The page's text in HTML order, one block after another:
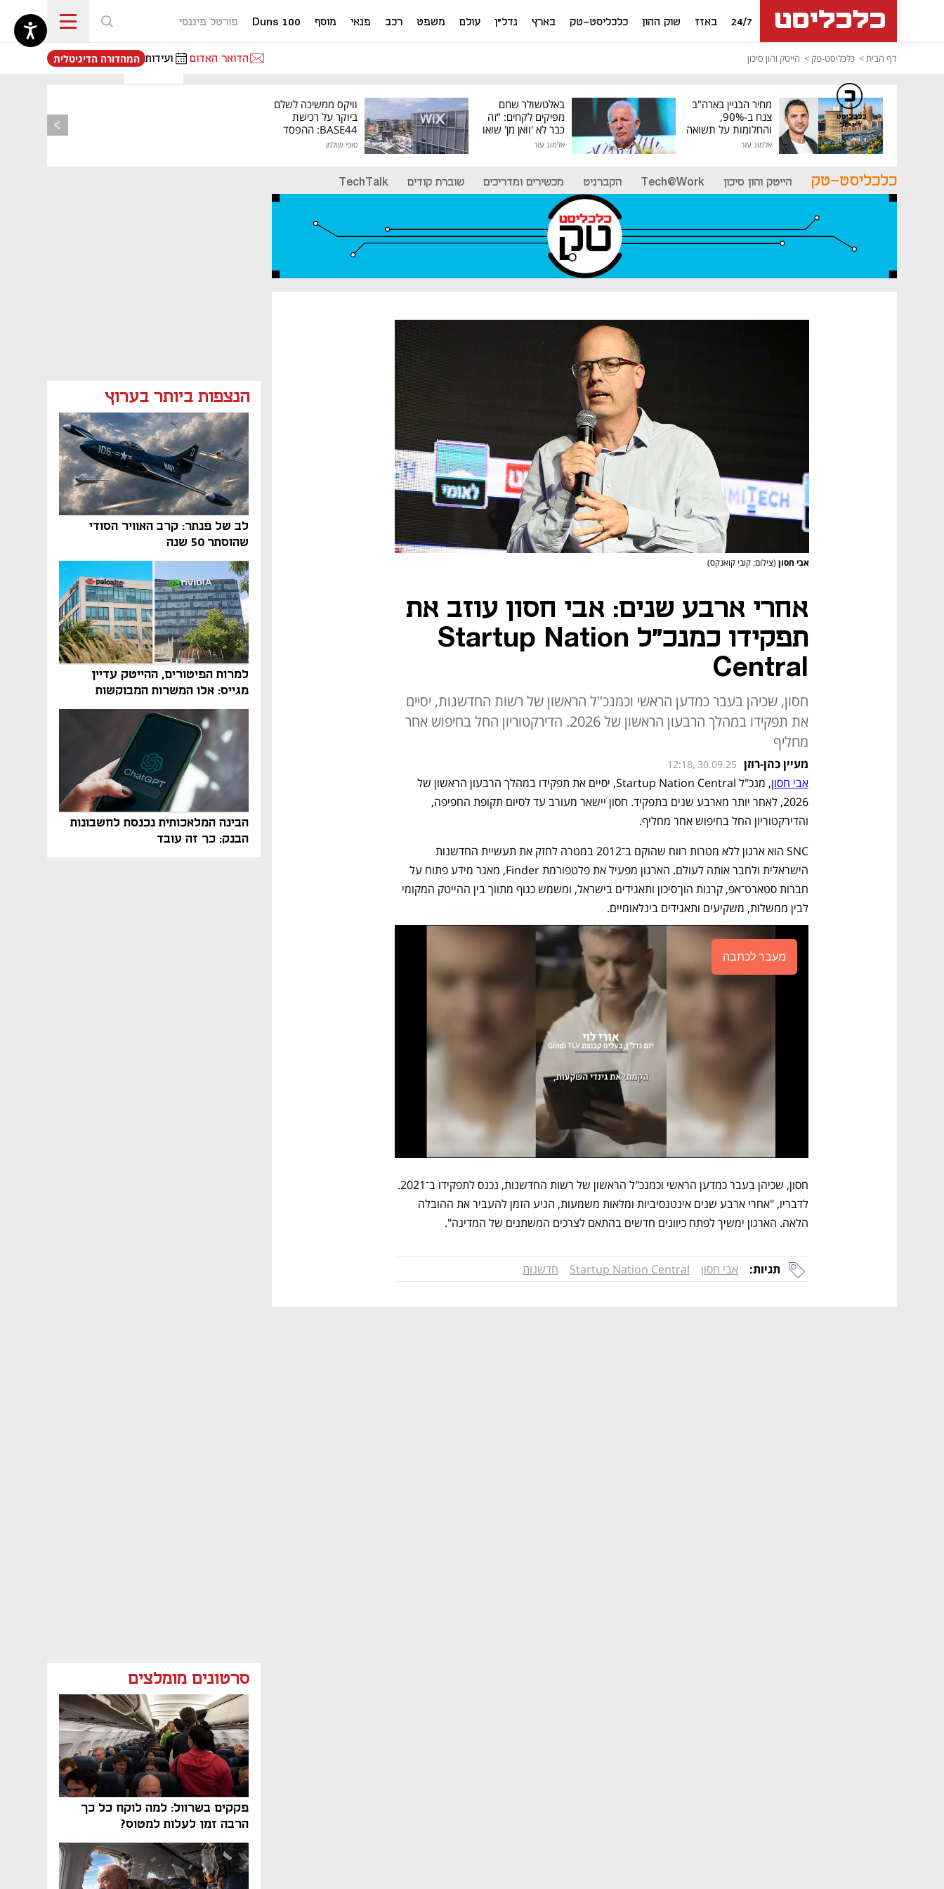
24/7 באזז שוק ההון כלכליסט-טק בארץ נדל"ן עולם משפט רכב פנאי מוסף Duns 100 פורטל פיננסי
דף הבית כלכליסט-טק הייטק והון סיכון הדואר האדום ועידות
נפתח בכרטיסייה חדשה
המהדורה הדיגיטלית
מחיר הבניין בארה"ב
צנח ב-90%,
והחלומות על תשואה
גבוהה התנפצו
אלמוג עזר
באלטשולר שחם
מפיקים לקחים: "זה
כבר לא 'וואן מן' שואו
של גילעד"
אלמוג עזר
וויקס ממשיכה לשלם
ביוקר על רכישת
BASE44: ההפסד
סופי שולמן
כלכליסט-טק הייטק והון סיכון Tech@Work הקברניט מכשירים ומדריכים שוברת קודים TechTalk
הנצפות ביותר בערוץ
לב של פנתר: קרב האוויר הסודי
שהוסתר 50 שנה
למרות הפיטורים, ההייטק עדיין
מגייס: אלו המשרות המבוקשות
והטיפים שיביאו אתכם לשם
הבינה המלאכותית נכנסת לחשבונות
הבנק: כך זה עובד
סרטונים מומלצים
פקקים בשרוול: למה לוקח כל כך
הרבה זמן לעלות למטוס?
אבי חסון (צילום: קובי קואנקס)
כלכליסט
דיגיטל
אחרי ארבע שנים: אבי חסון עוזב את
תפקידו כמנכ"ל Startup Nation
Central
חסון, שכיהן בעבר כמדען הראשי וכמנכ"ל הראשון של רשות החדשנות, יסיים
את תפקידו במהלך הרבעון הראשון של 2026. הדירקטוריון החל בחיפוש אחר
מחליף
מעיין כהן-רוזן 12:18, 30.09.25
אבי חסון
והדירקטוריון החל בחיפוש אחר מחליף.
לבין ממשלות, משקיעים ותאגידים בינלאומיים.
מעבר לכתבה
הלאה. הארגון ימשיך לפתח כיוונים חדשים בהתאם לצרכים המשתנים של המדינה".
תגיות: אבי חסון Startup Nation Central חדשנות